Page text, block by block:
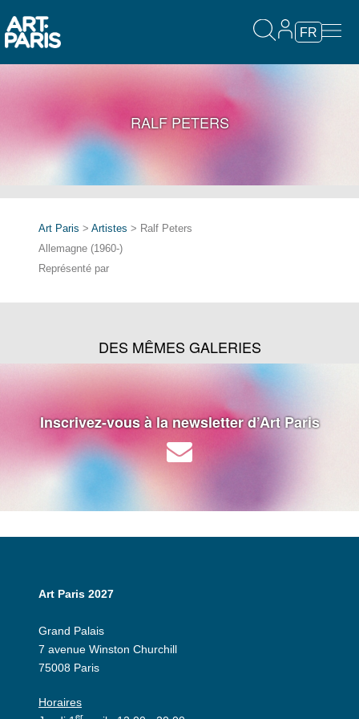
FR
RALF PETERS
Art Paris > Artistes > Ralf Peters
Allemagne (1960-)
Représenté par
DES MÊMES GALERIES
Inscrivez-vous à la newsletter d’Art Paris
Art Paris 2027
Grand Palais
7 avenue Winston Churchill
75008 Paris
Horaires
er